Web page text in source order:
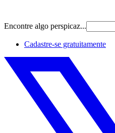
Encontre algo perspicaz...
Cadastre‐se gratuitamente